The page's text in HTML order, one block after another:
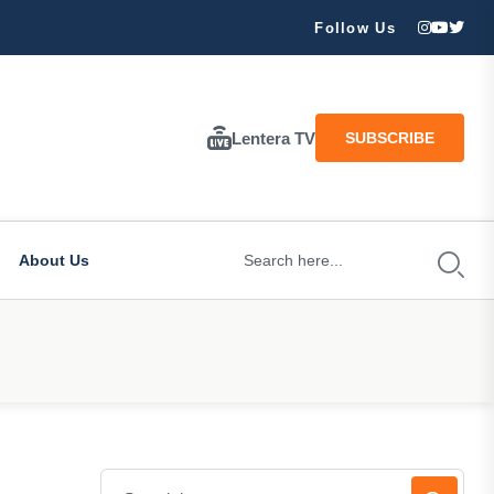
Follow Us
Lentera TV SUBSCRIBE
About Us